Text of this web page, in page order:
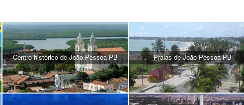
Centro histórico de João Pessoa PB Praias de João Pessoa PB